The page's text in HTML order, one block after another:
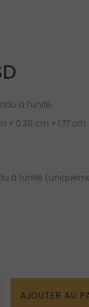
à l’unité.
× 0.30 cm × 1.77 cm
à l'unité
AJOUTER AU